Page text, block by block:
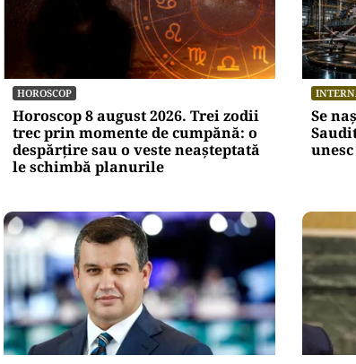
HOROSCOP
Horoscop 8 august 2026. Trei zodii
trec prin momente de cumpănă: o
despărțire sau o veste neașteptată
le schimbă planurile
Se